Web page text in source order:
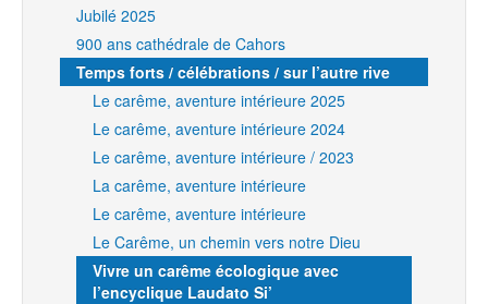
Jubilé 2025
900 ans cathédrale de Cahors
Temps forts / célébrations / sur l’autre rive
Le carême, aventure intérieure 2025
Le carême, aventure intérieure 2024
Le carême, aventure intérieure / 2023
La carême, aventure intérieure
Le carême, aventure intérieure
Le Carême, un chemin vers notre Dieu
Vivre un carême écologique avec
l’encyclique Laudato Si’